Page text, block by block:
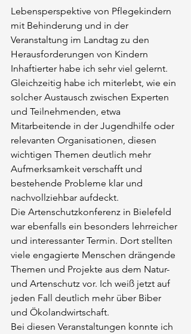
Lebensperspektive von Pflegekindern
mit Behinderung und in der
Veranstaltung im Landtag zu den
Herausforderungen von Kindern
Inhaftierter habe ich sehr viel gelernt.
Gleichzeitig habe ich miterlebt, wie ein
solcher Austausch zwischen Experten
und Teilnehmenden, etwa
Mitarbeitende in der Jugendhilfe oder
relevanten Organisationen, diesen
wichtigen Themen deutlich mehr
Aufmerksamkeit verschafft und
bestehende Probleme klar und
nachvollziehbar aufdeckt.
Die Artenschutzkonferenz in Bielefeld
war ebenfalls ein besonders lehrreicher
und interessanter Termin. Dort stellten
viele engagierte Menschen drängende
Themen und Projekte aus dem Natur-
und Artenschutz vor. Ich weiß jetzt auf
jeden Fall deutlich mehr über Biber
und Ökolandwirtschaft.
Bei diesen Veranstaltungen konnte ich